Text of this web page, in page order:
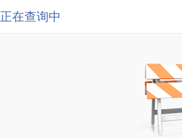
正在查询中